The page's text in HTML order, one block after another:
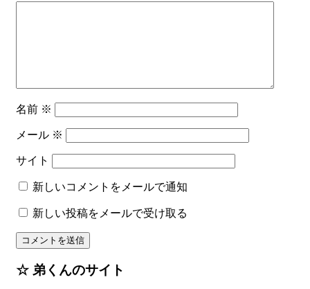
名前 ※
メール ※
サイト
新しいコメントをメールで通知
新しい投稿をメールで受け取る
☆ 弟くんのサイト